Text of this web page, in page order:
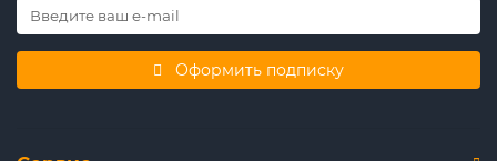
Оформить подписку